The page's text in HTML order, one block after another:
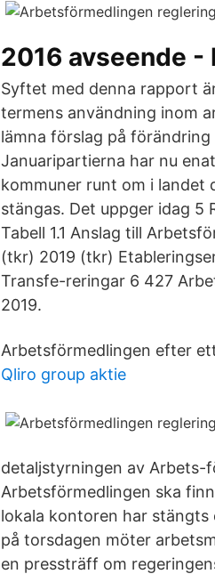
2016 avseende -
Syftet med denna rapport
termens användning inom
lämna förslag på
Januaripartierna har nu
kommuner runt om i landet
stängas. Det uppger idag 5
Tabell 1.1 Anslag till
(tkr) 2019 (tkr)
Transfe-reringar 6 427
2019.
Arbetsförmedlingen efter
Qliro group aktie
detaljstyrningen av Arbets-
Arbetsförmedlingen ska
lokala kontoren har stängts
på torsdagen möter
en pressträff om